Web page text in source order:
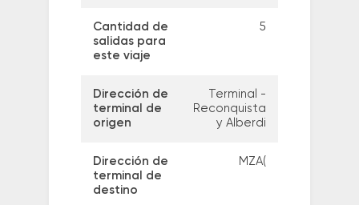
Cantidad de
salidas para
este viaje
5
Dirección de
terminal de
origen
Terminal -
Reconquista
y Alberdi
Dirección de
terminal de
destino
MZA(